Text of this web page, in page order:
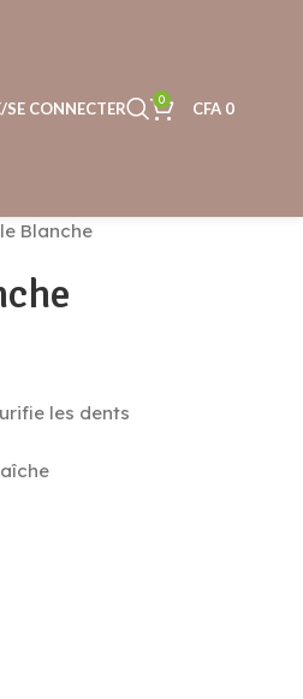
SE CONNECTER 0 CFA0
Blanche
les dents